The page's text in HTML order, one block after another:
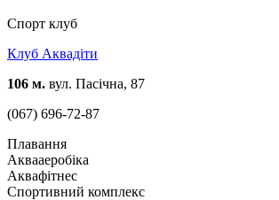
Спорт клуб
Клуб Аквадіти
106 м. вул. Пасічна, 87
(067) 696-72-87
Плавання
Аквааеробіка
Аквафітнес
Спортивний комплекс